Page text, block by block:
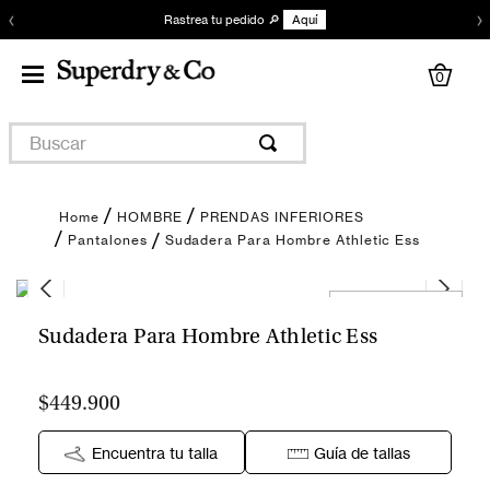
‹ Rastrea tu pedido 🔎 Aquí ›
0
Buscar
HOMBRE
PRENDAS INFERIORES
Pantalones
Sudadera Para Hombre Athletic Ess
Sudadera Para Hombre Athletic Ess
$449.900
Encuentra tu talla Guía de tallas